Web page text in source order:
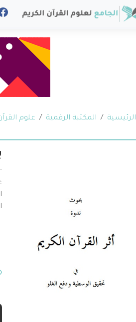
الرئيسية المكتبة الرقمية علوم